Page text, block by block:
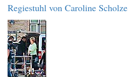
Regiestuhl von Caroline Scholze